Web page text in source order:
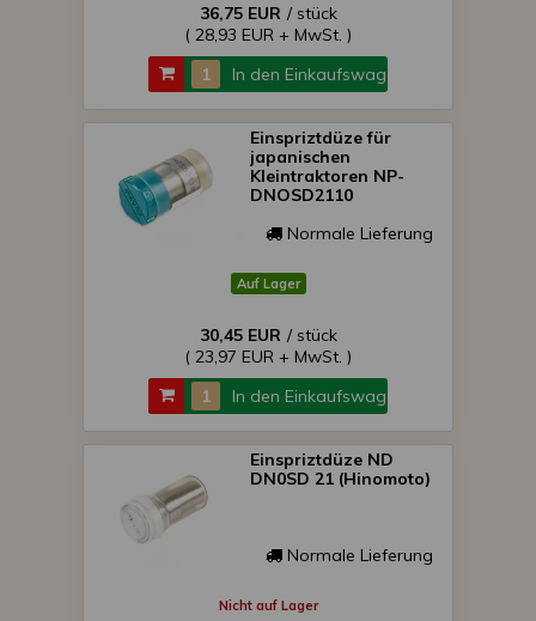
36,75 EUR / stück
( 28,93 EUR + MwSt. )
In den Einkaufswagen
Einspriztdüze für
japanischen
Kleintraktoren NP-
DNOSD2110
Normale Lieferung
Auf Lager
30,45 EUR / stück
( 23,97 EUR + MwSt. )
In den Einkaufswagen
Einspriztdüze ND
DN0SD 21 (Hinomoto)
Normale Lieferung
Nicht auf Lager